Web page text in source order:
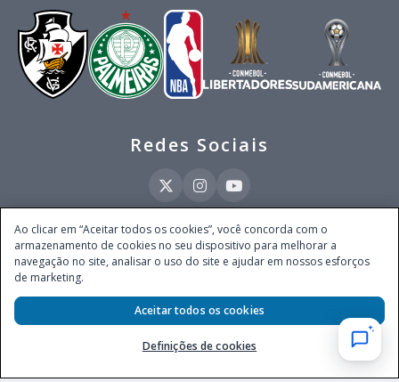
Redes Sociais
Este site é operado pela Ventmear Brasil LTDA (CNPJ 52.868.380/0001-84), com
endereço na Avenida Brigadeiro Faria Lima, nº 4.055, 3º andar, Itaim Bibi, no
Município de São Paulo, Estado de São Paulo, CEP 04538-133, Brasil - empresa
autorizada a operar apostas de quota fixa em todo território nacional pela
Secretaria de Prêmios e Apostas do Ministério da Fazenda, conforme Portaria nº
247, de 07.02.2025, publicada no DOU em 11.2.2025.
Ao clicar em “Aceitar todos os cookies”, você concorda com o
armazenamento de cookies no seu dispositivo para melhorar a
navegação no site, analisar o uso do site e ajudar em nossos esforços
de marketing.
Definições de cookies
Aceitar todos os cookies